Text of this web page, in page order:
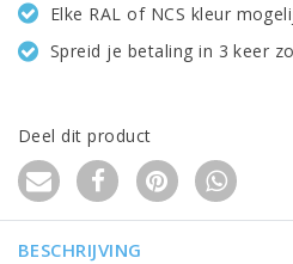
Elke RAL of NCS kleur
Spreid je betaling in 3 keer
Deel dit product
BESCHRIJVING